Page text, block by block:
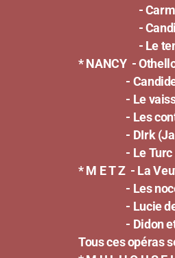
- Carmen à
- Candide
- Le temps
* NANCY -
- Candide
- Le
- Les contes
- DIrk
- Le Turc en
* M E T Z - La
- Les noces
- Lucie de
- Didon et
Tous ces opéras